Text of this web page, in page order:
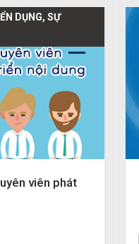
DỤNG, SỰ
viên phát